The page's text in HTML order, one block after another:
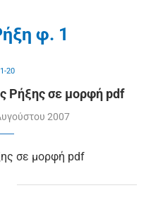
φ. 1
20
Ρήξης σε μορφή pdf
2007
σε μορφή pdf